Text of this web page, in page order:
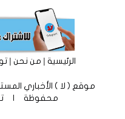
الرئيسية|من نحن|
محفوظة |